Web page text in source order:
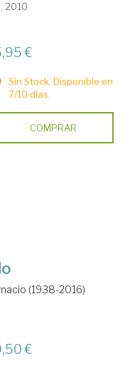
2010
€
Sin Stock. Disponible en
7/10 días.
COMPRAR
(1938-2016)
€